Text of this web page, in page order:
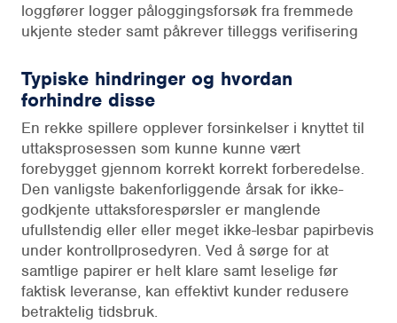
loggfører logger påloggingsforsøk fra fremmede
ukjente steder samt påkrever tilleggs verifisering
Typiske hindringer og hvordan
forhindre disse
En rekke spillere opplever forsinkelser i knyttet til
uttaksprosessen som kunne kunne vært
forebygget gjennom korrekt korrekt forberedelse.
Den vanligste bakenforliggende årsak for ikke-
godkjente uttaksforespørsler er manglende
ufullstendig eller eller meget ikke-lesbar papirbevis
under kontrollprosedyren. Ved å sørge for at
samtlige papirer er helt klare samt leselige før
faktisk leveranse, kan effektivt kunder redusere
betraktelig tidsbruk.